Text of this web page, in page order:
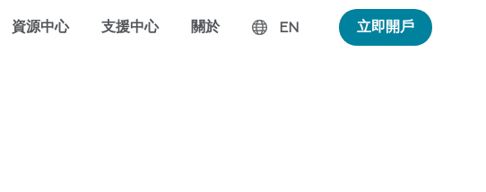
資源中心 支援中心 關於 EN 立即開戶